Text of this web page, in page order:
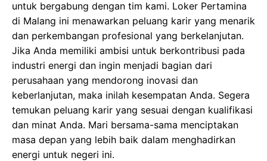
untuk bergabung dengan tim kami. Loker Pertamina
di Malang ini menawarkan peluang karir yang menarik
dan perkembangan profesional yang berkelanjutan.
Jika Anda memiliki ambisi untuk berkontribusi pada
industri energi dan ingin menjadi bagian dari
perusahaan yang mendorong inovasi dan
keberlanjutan, maka inilah kesempatan Anda. Segera
temukan peluang karir yang sesuai dengan kualifikasi
dan minat Anda. Mari bersama-sama menciptakan
masa depan yang lebih baik dalam menghadirkan
energi untuk negeri ini.